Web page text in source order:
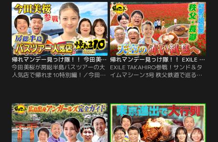
ーン【焼肉きんぐ】で帰れま10！ グ
ランドメニューを大幅リニューアル
した焼肉きんぐでは 高級店でお馴染
みの希少部位などの絶品メニューが
続々登場！ 趣里が父・水谷豊の意外
な素顔を語る！
夏のハイキングスポットとして人気
を集める【御岳渓谷】で、 地元なら
ではの絶品グルメを探す秘境旅！
【サンドウィッチマン】と旅を共に
するのは…。
帰れマンデー見っけ隊！！ 今田美桜が房総半島バスツアーの大人気店で帰れま10特別編！（2026/07/06放送分）
今田美桜が房総半島バスツアーの大
人気店で帰れま10特別編！／今田美
400社以上のバスツアーが殺到「激
レア！国産グルメ店」 高級海鮮から
肉、ラーメンまで食べ放題！「絶品
浜焼き店」 3000品が集結「房総お
土産テーマパーク」…。
帰れマンデー見っけ隊！！ EXILE TAKAHIRO参戦！サンド＆タイムマシーン3号 秩父鉄道で巡る！初夏の埼玉県「秩父・長瀞」で爆笑＆爆食旅！（2026/06/22放送分）
EXILE TAKAHIRO参戦！サンド＆タ
イムマシーン3号 秩父鉄道で巡る！
初夏の埼玉県【長瀞・秩父】！今回
は秩父鉄道に乗って、オープン1年
以内の飲食店を探しながら旅をする
特別ルール！サンドウィッチマンと
旅を共にするのは…。